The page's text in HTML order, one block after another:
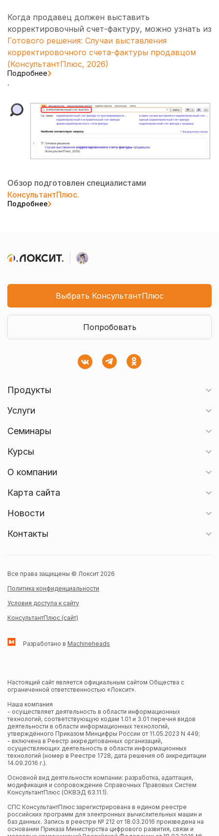
Когда продавец должен выставить
корректировочный счет-фактуру, можно узнать из
Готового решения: Случаи выставления
корректировочного счета-фактуры продавцом
(КонсультантПлюс, 2026)
Подробнее
.
Обзор подготовлен специалистами
КонсультантПлюс.
Подробнее
Выбрать КонсультантПлюс
Попробовать
Продукты
Услуги
Семинары
Курсы
О компании
Карта сайта
Новости
Контакты
Все права защищены © Локсит 2026
Политика конфиденциальности
Условия доступа к сайту
КонсультантПлюс (сайт)
Разработано в Machineheads
Настоящий сайт является официальным сайтом Общества с
ограниченной ответственностью «Локсит».
Наша компания
- осуществляет деятельность в области информационных
технологий, соответствующую кодам 1.01 и 3.01 перечня видов
деятельности в области информационных технологий,
утверждённого Приказом Минцифры России от 11.05.2023 N 449;
- включена в Реестр аккредитованных организаций,
осуществляющих деятельность в области информационных
технологий (номер в Реестре 1728, дата решения об аккредитации
14.09.2016 г.).
Основной вид деятельности компании: разработка, адаптация,
модификация и сопровождение Справочных Правовых Систем
КонсультантПлюс (ОКВЭД 63.11.1).
СПС КонсультантПлюс зарегистрирована в едином реестре
российских программ для электронных вычислительных машин и
баз данных. Запись в реестре № 212 от 18.03.2016 произведена на
основании Приказа Министерства цифрового развития, связи и